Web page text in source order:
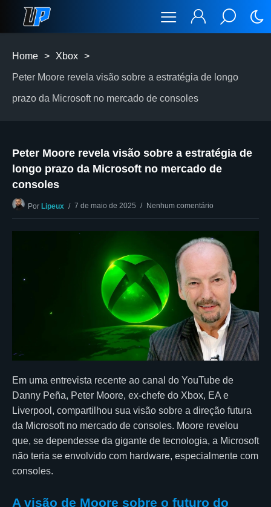
Home > Xbox >
Peter Moore revela visão sobre a estratégia de longo
prazo da Microsoft no mercado de consoles
Peter Moore revela visão sobre a estratégia de
longo prazo da Microsoft no mercado de
consoles
Por Lipeux 7 de maio de 2025 Nenhum comentário
Em uma entrevista recente ao canal do YouTube de
Danny Peña, Peter Moore, ex-chefe do Xbox, EA e
Liverpool, compartilhou sua visão sobre a direção futura
da Microsoft no mercado de consoles. Moore revelou
que, se dependesse da gigante de tecnologia, a Microsoft
não teria se envolvido com hardware, especialmente com
consoles.
A visão de Moore sobre o futuro do